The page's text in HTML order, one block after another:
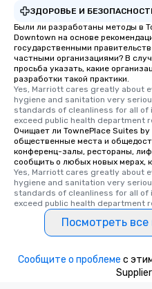
ЗДОРОВЬЕ И
Были ли разработаны методы в
Downtown на основе
государственными
частными организациями? В
просьба указать, какие
разработки такой практики.
Yes, Marriott cares greatly about
hygiene and sanitation very
standards of cleanliness for all
exceed public health department
Очищает ли TownePlace Suites
общественные места и
конференц-залы, рестораны,
сообщить о любых новых мерах,
Yes, Marriott cares greatly about
hygiene and sanitation very
standards of cleanliness for all
exceed public health department
Посмотреть
Сообщите о проблеме с